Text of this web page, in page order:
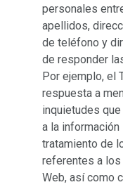
personales
apellidos,
de teléfono y
de responder
Por ejemplo, el
respuesta a
inquietudes
a la información
tratamiento de
referentes a
Web, así como